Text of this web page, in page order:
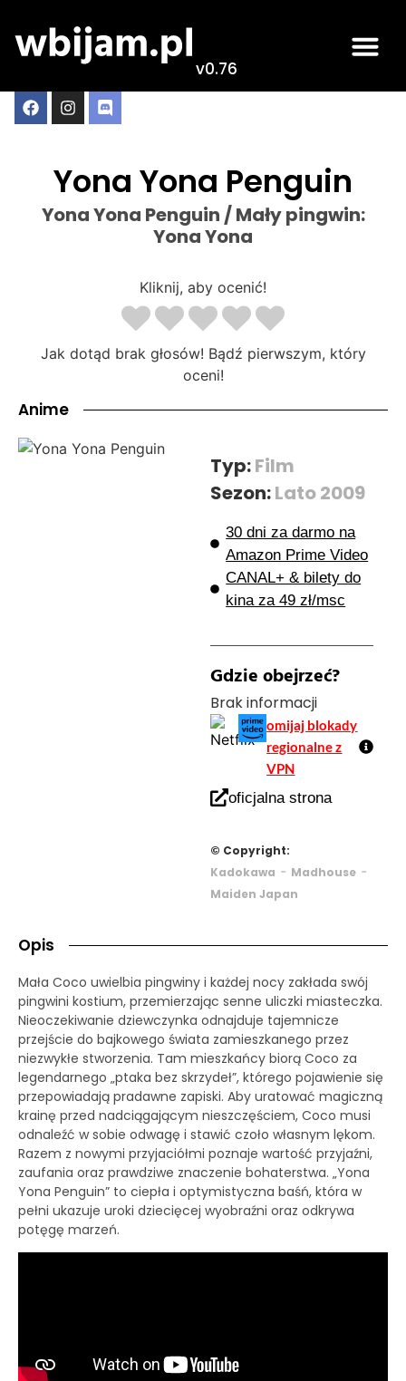
v0.76
Yona Yona Penguin
Yona Yona Penguin / Mały pingwin:
Yona Yona
Kliknij, aby ocenić!
Jak dotąd brak głosów! Bądź pierwszym, który
oceni!
Anime
Typ:Film
Sezon:Lato 2009
30 dni za darmo na
Amazon Prime Video
CANAL+ & bilety do
kina za 49 zł/msc
Gdzie obejrzeć?
Brak informacji
omijaj blokady
regionalne z
VPN
oficjalna strona
© Copyright:
Kadokawa - Madhouse-
Maiden Japan
Opis
Mała Coco uwielbia pingwiny i każdej nocy zakłada swój
pingwini kostium, przemierzając senne uliczki miasteczka.
Nieoczekiwanie dziewczynka odnajduje tajemnicze
przejście do bajkowego świata zamieszkanego przez
niezwykłe stworzenia. Tam mieszkańcy biorą Coco za
legendarnego „ptaka bez skrzydeł”, którego pojawienie się
przepowiadają pradawne zapiski. Aby uratować magiczną
krainę przed nadciągającym nieszczęściem, Coco musi
odnaleźć w sobie odwagę i stawić czoło własnym lękom.
Razem z nowymi przyjaciółmi poznaje wartość przyjaźni,
zaufania oraz prawdziwe znaczenie bohaterstwa. „Yona
Yona Penguin” to ciepła i optymistyczna baśń, która w
pełni ukazuje uroki dziecięcej wyobraźni oraz odkrywa
potęgę marzeń.